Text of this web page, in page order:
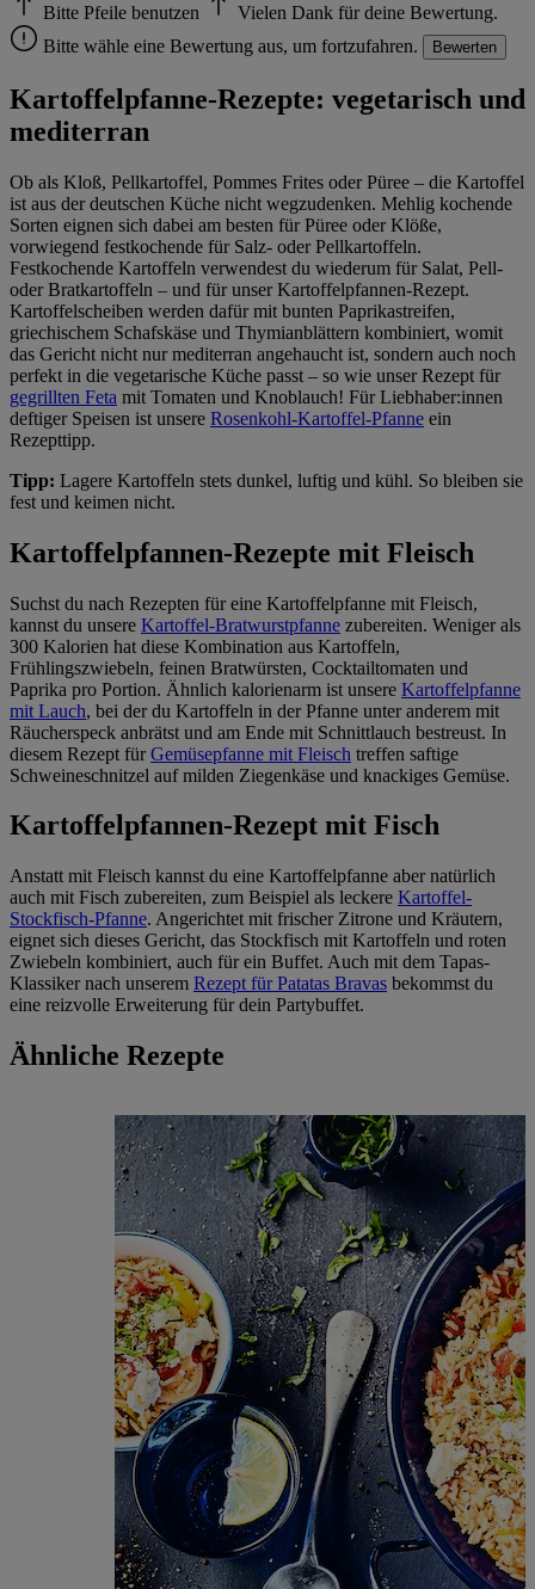
Bitte Pfeile benutzen
Vielen Dank für deine Bewertung.
Bitte wähle eine Bewertung aus, um fortzufahren.
Bewerten
Kartoffelpfanne-Rezepte: vegetarisch und
mediterran
Ob als Kloß, Pellkartoffel, Pommes Frites oder Püree – die Kartoffel
ist aus der deutschen Küche nicht wegzudenken. Mehlig kochende
Sorten eignen sich dabei am besten für Püree oder Klöße,
vorwiegend festkochende für Salz- oder Pellkartoffeln.
Festkochende Kartoffeln verwendest du wiederum für Salat, Pell-
oder Bratkartoffeln – und für unser Kartoffelpfannen-Rezept.
Kartoffelscheiben werden dafür mit bunten Paprikastreifen,
griechischem Schafskäse und Thymianblättern kombiniert, womit
das Gericht nicht nur mediterran angehaucht ist, sondern auch noch
perfekt in die vegetarische Küche passt – so wie unser Rezept für
gegrillten Feta mit Tomaten und Knoblauch! Für Liebhaber:innen
deftiger Speisen ist unsere Rosenkohl-Kartoffel-Pfanne ein
Rezepttipp.
Tipp: Lagere Kartoffeln stets dunkel, luftig und kühl. So bleiben sie
fest und keimen nicht.
Kartoffelpfannen-Rezepte mit Fleisch
Suchst du nach Rezepten für eine Kartoffelpfanne mit Fleisch,
kannst du unsere Kartoffel-Bratwurstpfanne zubereiten. Weniger als
300 Kalorien hat diese Kombination aus Kartoffeln,
Frühlingszwiebeln, feinen Bratwürsten, Cocktailtomaten und
Paprika pro Portion. Ähnlich kalorienarm ist unsere Kartoffelpfanne
mit Lauch, bei der du Kartoffeln in der Pfanne unter anderem mit
Räucherspeck anbrätst und am Ende mit Schnittlauch bestreust. In
diesem Rezept fürGemüsepfanne mit Fleisch treffen saftige
Schweineschnitzel auf milden Ziegenkäse und knackiges Gemüse.
Kartoffelpfannen-Rezept mit Fisch
Anstatt mit Fleisch kannst du eine Kartoffelpfanne aber natürlich
auch mit Fisch zubereiten, zum Beispiel als leckere Kartoffel-
Stockfisch-Pfanne. Angerichtet mit frischer Zitrone und Kräutern,
eignet sich dieses Gericht, das Stockfisch mit Kartoffeln und roten
Zwiebeln kombiniert, auch für ein Buffet. Auch mit dem Tapas-
Klassiker nach unserem Rezept für Patatas Bravas bekommst du
eine reizvolle Erweiterung für dein Partybuffet.
Ähnliche Rezepte